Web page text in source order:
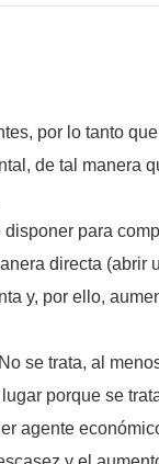
por lo tanto
de tal manera
para
directa (abrir
y, por ello,
se trata, al
porque se
agente